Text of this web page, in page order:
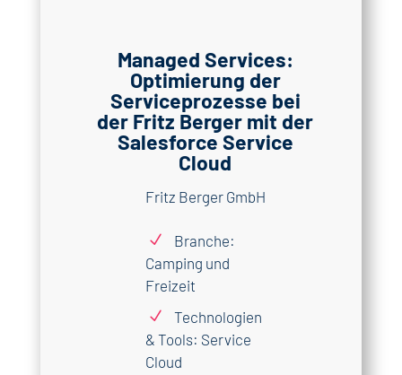
Managed Services:
Optimierung der
Serviceprozesse bei
der Fritz Berger mit der
Salesforce Service
Cloud
Fritz Berger GmbH
N
Branche:
Camping und
Freizeit
N
Technologien
& Tools: Service
Cloud